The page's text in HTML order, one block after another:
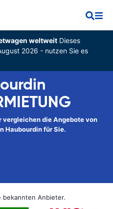
weltweitDieses
2026 - nutzen Sie es
vergleichen die Angebote von
Haubourdin für Sie.
bekannten Anbieter.